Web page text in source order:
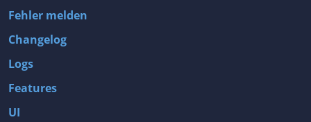
Fehler melden
Changelog
Logs
Features
UI